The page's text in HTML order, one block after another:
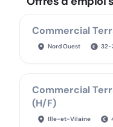
Commercial
Nord Ouest 32-
Commercial
(H/F)
Ille-et-Vilaine